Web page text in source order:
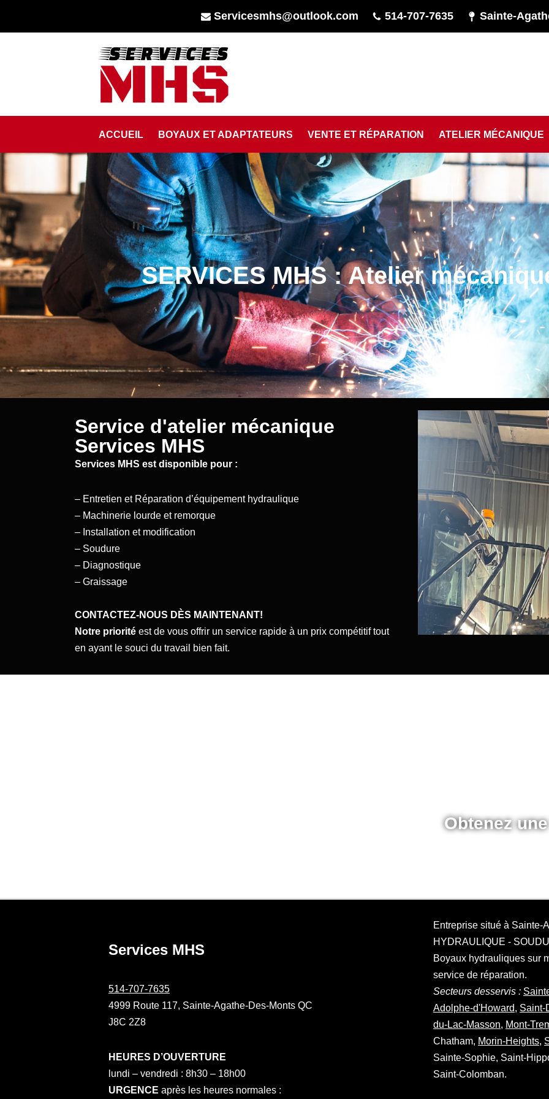
Aller
Servicesmhs@outlook.com 514-707-7635 Sainte-
ACCUEIL BOYAUX ET ADAPTATEURS VENTE ET RÉPARATION ATELIER MÉCANIQUE
SERVICES MHS : Atelier
Service d'atelier mécanique
Services MHS
Services MHS est disponible pour :
– Entretien et Réparation d’équipement hydraulique
– Machinerie lourde et remorque
– Installation et modification
– Soudure
– Diagnostique
– Graissage
CONTACTEZ-NOUS DÈS MAINTENANT!
Notre priorité est de vous offrir un service rapide à un prix compétitif tout
en ayant le souci du travail bien fait.
Obtenez
Services MHS
514-707-7635
4999 Route 117, Sainte-Agathe-Des-Monts QC
J8C 2Z8
HEURES D’OUVERTURE
lundi – vendredi : 8h30 – 18h00
URGENCE après les heures normales :
Entreprise situé à Sainte-
HYDRAULIQUE -
Boyaux hydrauliques sur
service de réparation.
Secteurs desservis :
Adolphe-d'Howard, Saint-
du-Lac-Masson, Mont-
Chatham, Morin-Heights,
Sainte-Sophie, Saint-
Saint-Colomban.